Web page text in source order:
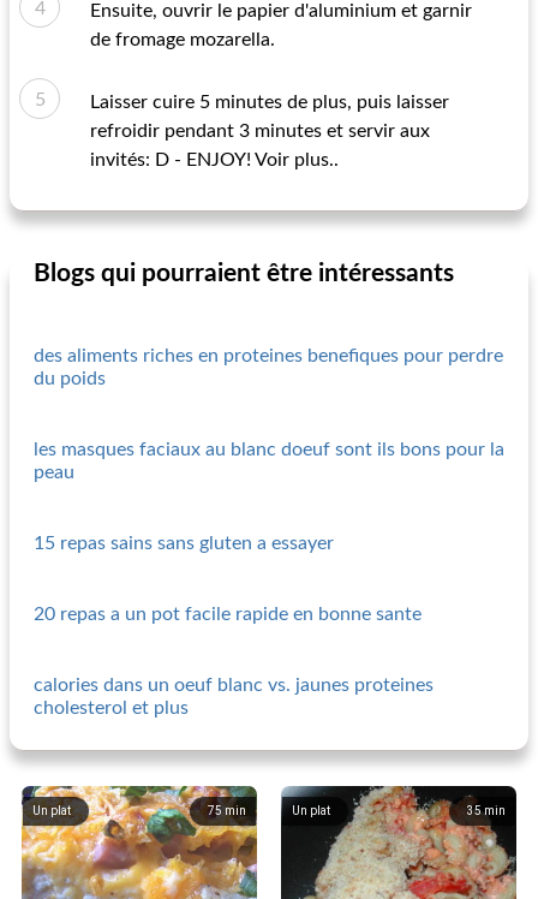
Ensuite, ouvrir le papier d'aluminium et garnir
de fromage mozarella.
Laisser cuire 5 minutes de plus, puis laisser
refroidir pendant 3 minutes et servir aux
invités: D - ENJOY! Voir plus..
Blogs qui pourraient être intéressants
des aliments riches en proteines benefiques pour perdre
du poids
les masques faciaux au blanc doeuf sont ils bons pour la
peau
15 repas sains sans gluten a essayer
20 repas a un pot facile rapide en bonne sante
calories dans un oeuf blanc vs. jaunes proteines
cholesterol et plus
75 min
Un plat 35min
Un plat